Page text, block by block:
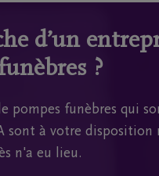
d’un
?
pompes funèbres qui
sont à votre
n'a eu lieu.